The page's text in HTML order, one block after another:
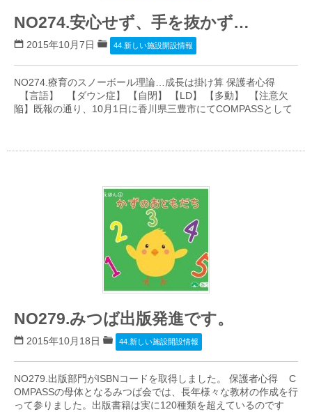
NO274.安心せず、手を抜かず…
2015年10月7日 44.新しい施設開設情報
NO274.療育のスノーボール理論…成長は掛け算 保護者心得
【言語】 【ダウン症】 【自閉】 【LD】 【多動】 【注意欠
陥】既報の通り、10月1日に香川県三豊市にてCOMPASSとして
NO279.みつば出版発進です。
2015年10月18日 44.新しい施設開設情報
NO279.出版部門がISBNコードを取得しました。 保護者心得 C
OMPASSの母体となるみつば会では、長年様々な教材の作成を行
って参りました。出版書籍は実に120種類を超えているのです